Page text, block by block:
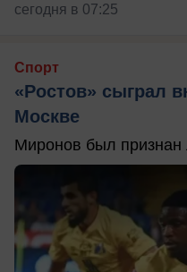
сегодня в 07:25
Спорт
«Ростов» сыграл
Москве
Миронов был признан